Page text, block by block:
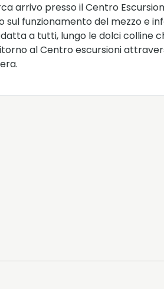
arrivo presso il Centro
funzionamento del mezzo e
a tutti, lungo le dolci colline
al Centro escursioni